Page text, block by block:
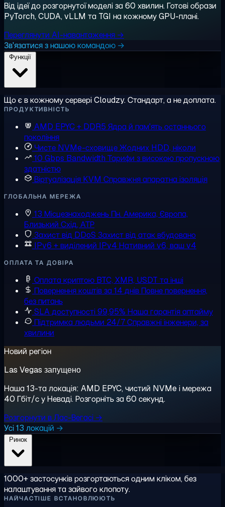
Від ідеї до розгорнутої моделі за 60 хвилин. Готові образи
PyTorch, CUDA, vLLM та TGI на кожному GPU-плані.
Переглянути AI-навантаження →
Зв'язатися з нашою командою →
Що є в кожному сервері Cloudzy. Стандарт, а не доплата.
ПРОДУКТИВНІСТЬ
AMD EPYC + DDR5 Ядра й пам'ять останнього
покоління
Чисте NVMe-сховищеЖодних HDD, ніколи
10 Gbps Bandwidth Тарифи з високою пропускною
здатністю
Віртуалізація KVM Справжня апаратна ізоляція
ГЛОБАЛЬНА МЕРЕЖА
13 Місцезнаходжень Пн. Америка, Європа,
Близький Схід, АТР
Захист від DDoS Захист від атак вбудовано
IPv6 + виділений IPv4 Нативний v6, ваш v4
ОПЛАТА ТА ДОВІРА
Оплата криптою BTC, XMR, USDT та інші
Повернення коштів за 14 днів Повне повернення,
без питань
SLA доступності 99,95% Наша гарантія аптайму
Підтримка людьми 24/7Справжні інженери, за
хвилини
Новий регіон
Las Vegas запущено
Наша 13-та локація: AMD EPYC, чистий NVMe і мережа
40 Гбіт/с у Неваді. Розгорніть за 60 секунд.
Розгорнути в Лас-Вегасі →
Усі 13 локацій →
1000+ застосунків розгортаються одним кліком, без
налаштування та зайвого клопоту.
НАЙЧАСТІШЕ ВСТАНОВЛЮЮТЬ